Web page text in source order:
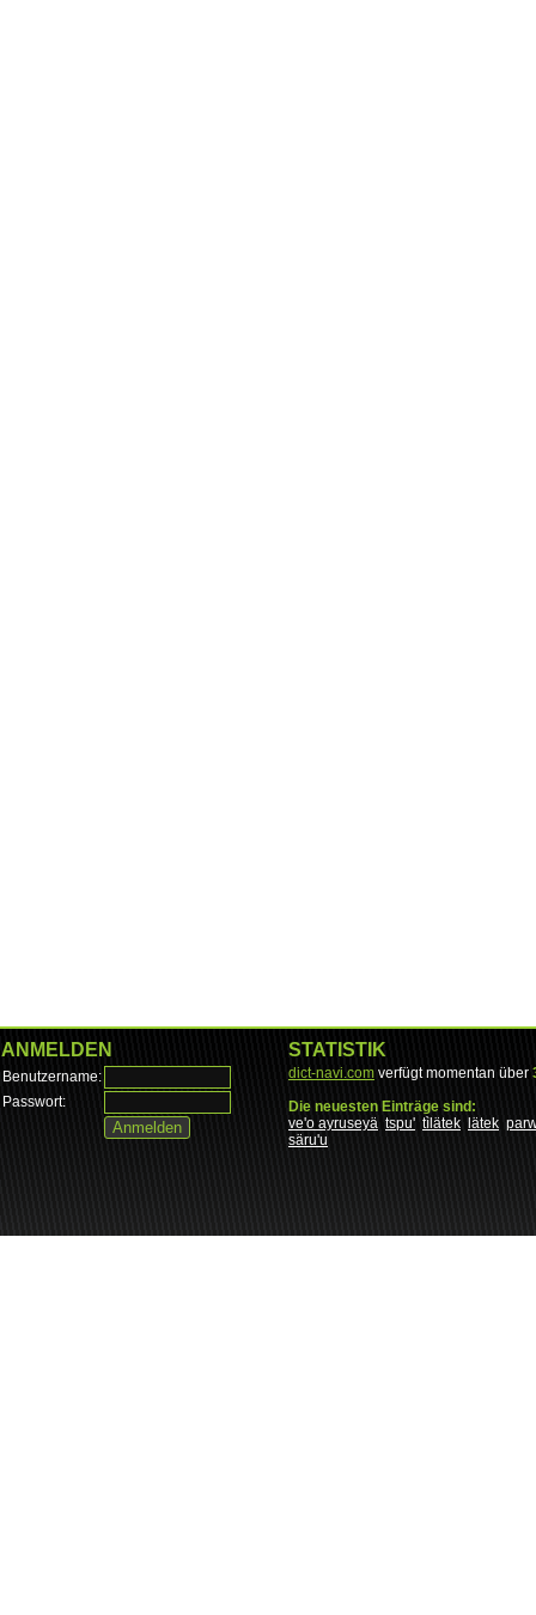
ANMELDEN
Benutzername:
Passwort:
STATISTIK
dict-navi.com verfügt momentan über
Die neuesten Einträge sind:
ve'o ayruseyä tspu' tìlätek lätek
säru'u